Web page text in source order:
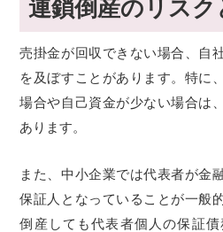
連鎖倒産のリスク
売掛金が回収できない場合、自
を及ぼすことがあります。特に
場合や自己資金が少ない場合は
あります。
また、中小企業では代表者が金
保証人となっていることが一般
倒産しても代表者個人の保証